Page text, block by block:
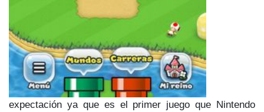
expectación ya que es el primer juego que Nintendo